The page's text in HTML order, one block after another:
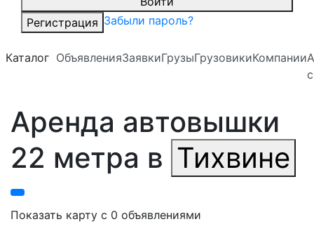
Регистрация Забыли пароль?
Каталог ОбъявленияЗаявкиГрузыГрузовикиКомпании
Аренда автовышки
22 метра в Тихвине
Показать карту с 0 объявлениями